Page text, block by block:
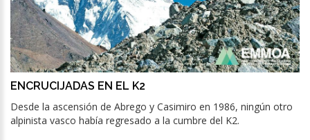
ENCRUCIJADAS EN EL K2
Desde la ascensión de Abrego y Casimiro en 1986, ningún otro
alpinista vasco había regresado a la cumbre del K2.